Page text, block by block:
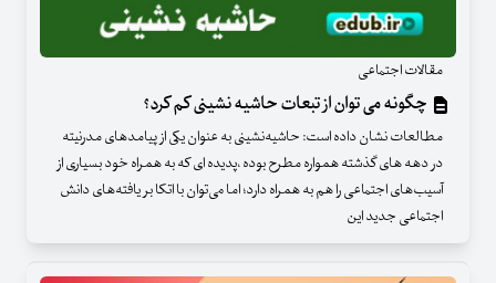
مقالات اجتماعی
چگونه می توان از تبعات حاشیه نشینی کم کرد؟
مطالعات نشان داده است: حاشیه‌نشینی به عنوان یکی از پیامدهای مدرنیته
در دهه های گذشته همواره مطرح بوده ،پدیده ای که به همراه خود بسیاری از
آسیب‌های اجتماعی را هم به همراه دارد؛ اما می‌توان با اتکا بر یافته‌های دانش
اجتماعی جدید این